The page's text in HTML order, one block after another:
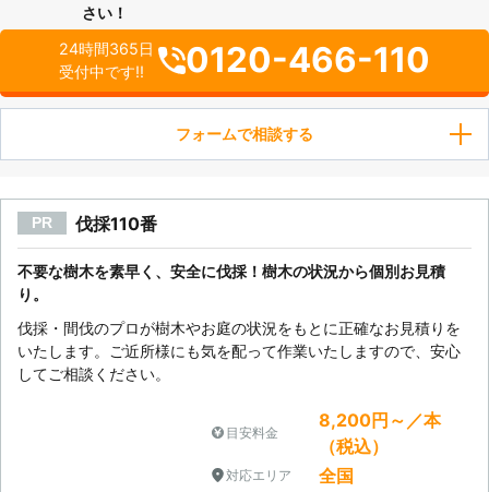
さい！
24時間365日
受付中です!!
0120-466-110
フォームで相談する
PR 伐採110番
不要な樹木を素早く、安全に伐採！樹木の状況から個別お見積
り。
伐採・間伐のプロが樹木やお庭の状況をもとに正確なお見積りを
いたします。ご近所様にも気を配って作業いたしますので、安心
してご相談ください。
目安料金
8,200円～／本
（税込）
対応エリア 全国